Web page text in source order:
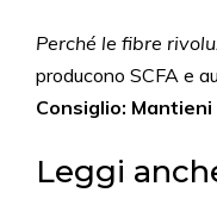
Perché le fibre
producono SCFA e
Consiglio:
Leggi